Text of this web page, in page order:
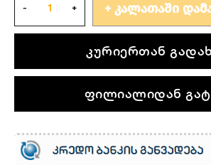
ᲙᲐᲚᲐᲗᲐᲨᲘ
კურიერთან
ფილიალიდან